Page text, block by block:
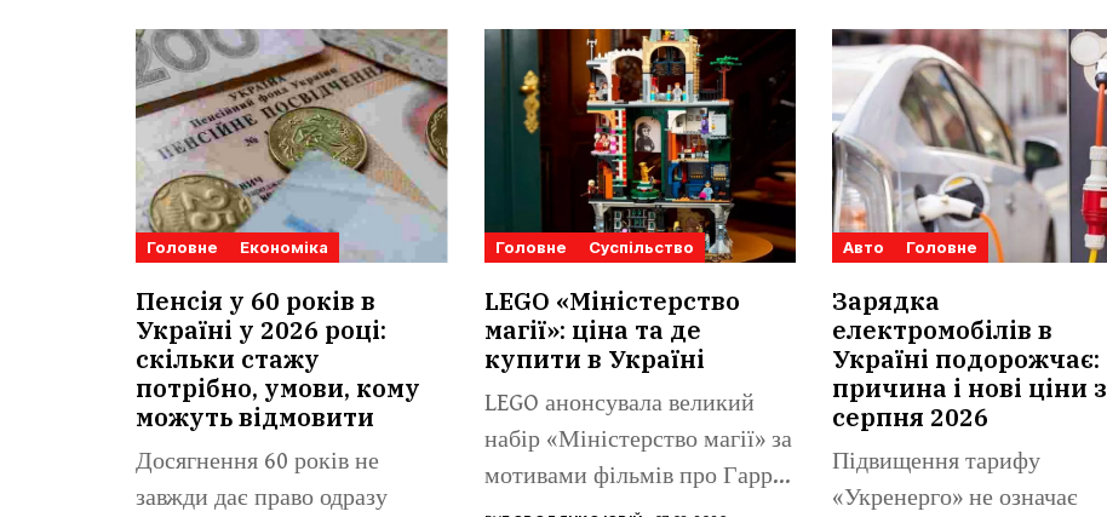
Головне Економіка
Пенсія у 60 років в
Україні у 2026 році:
скільки стажу
потрібно, умови, кому
можуть відмовити
Досягнення 60 років не
завжди дає право одразу
Головне Суспільство
LEGO «Міністерство
магії»: ціна та де
купити в Україні
LEGO анонсувала великий
набір «Міністерство магії» за
мотивами фільмів про Гаррі
Авто Головне
Зарядка
електромобілів в
Україні подорожчає:
причина і нові ціни з
серпня 2026
Підвищення тарифу
«Укренерго» не означає